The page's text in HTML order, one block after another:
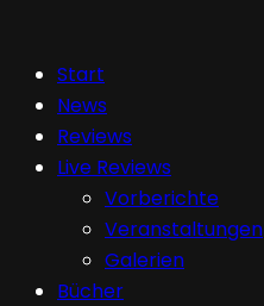
Start
News
Reviews
Live Reviews
Vorberichte
Veranstaltungen
Galerien
Bücher